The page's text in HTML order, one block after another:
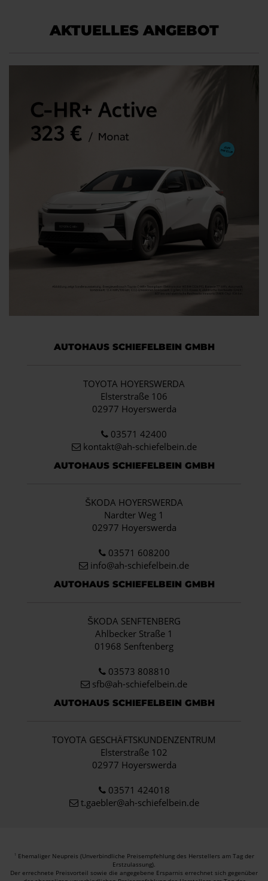
AKTUELLES ANGEBOT
AUTOHAUS SCHIEFELBEIN GMBH
TOYOTA HOYERSWERDA
Elsterstraße 106
02977 Hoyerswerda
03571 42400
kontakt@ah-schiefelbein.de
AUTOHAUS SCHIEFELBEIN GMBH
ŠKODA HOYERSWERDA
Nardter Weg 1
02977 Hoyerswerda
03571 608200
info@ah-schiefelbein.de
AUTOHAUS SCHIEFELBEIN GMBH
ŠKODA SENFTENBERG
Ahlbecker Straße 1
01968 Senftenberg
03573 808810
sfb@ah-schiefelbein.de
AUTOHAUS SCHIEFELBEIN GMBH
TOYOTA GESCHÄFTSKUNDENZENTRUM
Elsterstraße 102
02977 Hoyerswerda
03571 424018
t.gaebler@ah-schiefelbein.de
1 Ehemaliger Neupreis (Unverbindliche Preisempfehlung des Herstellers am Tag der
Erstzulassung).
Der errechnete Preisvorteil sowie die angegebene Ersparnis errechnet sich gegenüber